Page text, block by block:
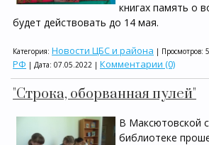
книгах память о
будет действовать до 14 мая.
Категория: Новости ЦБС и района | Просмотров:
РФ | Дата: 07.05.2022 | Комментарии (0)
"Строка, оборванная пулей"
В Максютовской
библиотеке